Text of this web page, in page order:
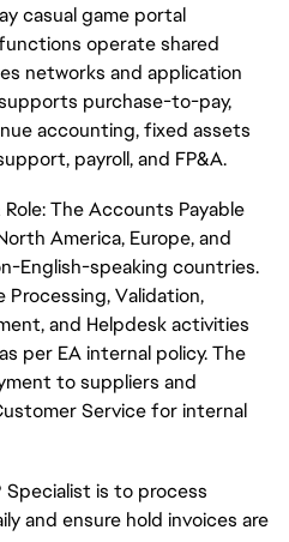
casual game portal
operate shared
networks and application
purchase-to-pay,
accounting, fixed assets
payroll, and FP&A.
The Accounts Payable
America, Europe, and
English-speaking countries.
Validation,
and Helpdesk activities
per EA internal policy. The
to suppliers and
Service for internal
is to process
and ensure hold invoices are